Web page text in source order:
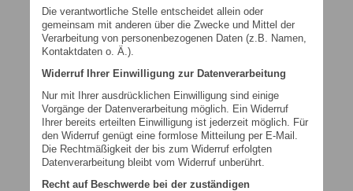
Die verantwortliche Stelle entscheidet allein oder
gemeinsam mit anderen über die Zwecke und Mittel der
Verarbeitung von personenbezogenen Daten (z.B. Namen,
Kontaktdaten o. Ä.).
Widerruf Ihrer Einwilligung zur Datenverarbeitung
Nur mit Ihrer ausdrücklichen Einwilligung sind einige
Vorgänge der Datenverarbeitung möglich. Ein Widerruf
Ihrer bereits erteilten Einwilligung ist jederzeit möglich. Für
den Widerruf genügt eine formlose Mitteilung per E-Mail.
Die Rechtmäßigkeit der bis zum Widerruf erfolgten
Datenverarbeitung bleibt vom Widerruf unberührt.
Recht auf Beschwerde bei der zuständigen